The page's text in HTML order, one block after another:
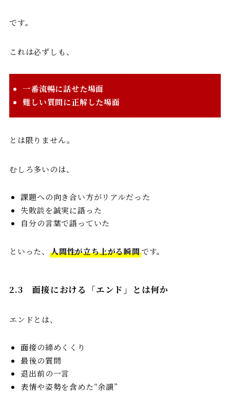
です。
これは必ずしも、
一番流暢に話せた場面
難しい質問に正解した場面
とは限りません。
むしろ多いのは、
課題への向き合い方がリアルだった
失敗談を誠実に語った
自分の言葉で語っていた
といった、 人間性が立ち上がる瞬間です。
2.3面接における「エンド」とは何か
エンドとは、
面接の締めくくり
最後の質問
退出前の一言
表情や姿勢を含めた“余韻”